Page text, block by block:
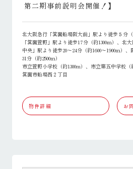
第二期事前説明会開催！】
北大阪急行「箕面船場阪大前」駅より徒歩５分
「箕面萱野」駅より徒歩17分（約1300ｍ）、北
中央」駅より徒歩20～24分（約1600～1900ｍ）
31分（約2500ｍ）
市立萱野小学校（約1300m）、市立第五中学校（約
箕面市船場西２丁目
物件詳細 お